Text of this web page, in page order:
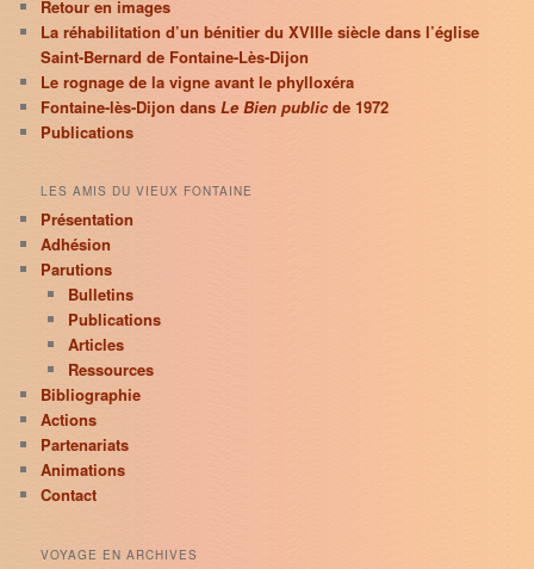
Retour en images
La réhabilitation d’un bénitier du XVIIIe siècle dans l’église
Saint-Bernard de Fontaine-Lès-Dijon
Le rognage de la vigne avant le phylloxéra
Fontaine-lès-Dijon dansLe Bien publicde 1972
Publications
LES AMIS DU VIEUX FONTAINE
Présentation
Adhésion
Parutions
Bulletins
Publications
Articles
Ressources
Bibliographie
Actions
Partenariats
Animations
Contact
VOYAGE EN ARCHIVES